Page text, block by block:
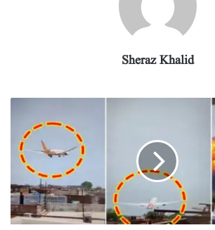
Sheraz Khalid